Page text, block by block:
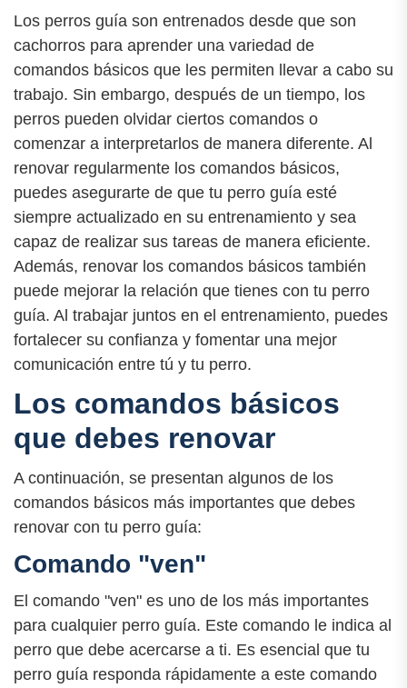
Los perros guía son entrenados desde que son
cachorros para aprender una variedad de
comandos básicos que les permiten llevar a cabo su
trabajo. Sin embargo, después de un tiempo, los
perros pueden olvidar ciertos comandos o
comenzar a interpretarlos de manera diferente. Al
renovar regularmente los comandos básicos,
puedes asegurarte de que tu perro guía esté
siempre actualizado en su entrenamiento y sea
capaz de realizar sus tareas de manera eficiente.
Además, renovar los comandos básicos también
puede mejorar la relación que tienes con tu perro
guía. Al trabajar juntos en el entrenamiento, puedes
fortalecer su confianza y fomentar una mejor
comunicación entre tú y tu perro.
Los comandos básicos
que debes renovar
A continuación, se presentan algunos de los
comandos básicos más importantes que debes
renovar con tu perro guía:
Comando "ven"
El comando "ven" es uno de los más importantes
para cualquier perro guía. Este comando le indica al
perro que debe acercarse a ti. Es esencial que tu
perro guía responda rápidamente a este comando